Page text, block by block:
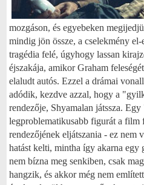
mozgáson, és egyebeken
mindig jön össze, a cselekmény
tragédia felé, úgyhogy lassan
éjszakája, amikor Graham
elaludt autós. Ezzel a drámai
adódik, kezdve azzal, hogy a
rendezője, Shyamalan játssza.
legproblematikusabb figurát a
rendezőjének eljátszania - ez nem
hatást kelti, mintha így akarna egy
nem bízna meg senkiben, csak
hangzik, és akkor még nem